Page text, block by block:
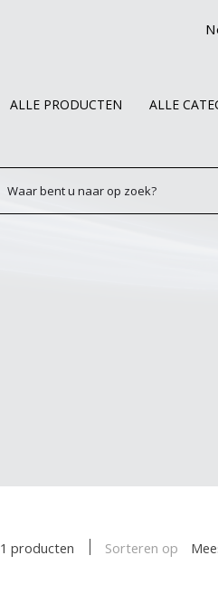
ALLE PRODUCTEN ALLE
1 producten Sorteren op